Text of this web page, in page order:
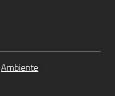
Ambiente